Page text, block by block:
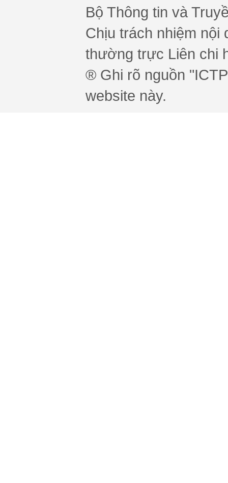
Bộ Thông tin và
Chịu trách nhiệm nội
thường trực Liên chi
® Ghi rõ nguồn
website này.